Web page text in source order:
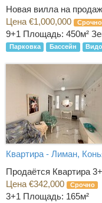
Новая вилла на
Цена €1,000,000
Срочно
9+1 Площадь: 450м²
Парковка Бассейн
Квартира - Лиман,
Продаётся Квартира
Цена €342,000
Срочно
3+1 Площадь: 165м²